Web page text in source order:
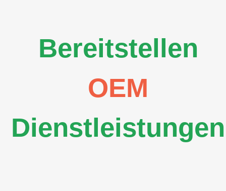
Bereitstellen
OEM
Dienstleistungen